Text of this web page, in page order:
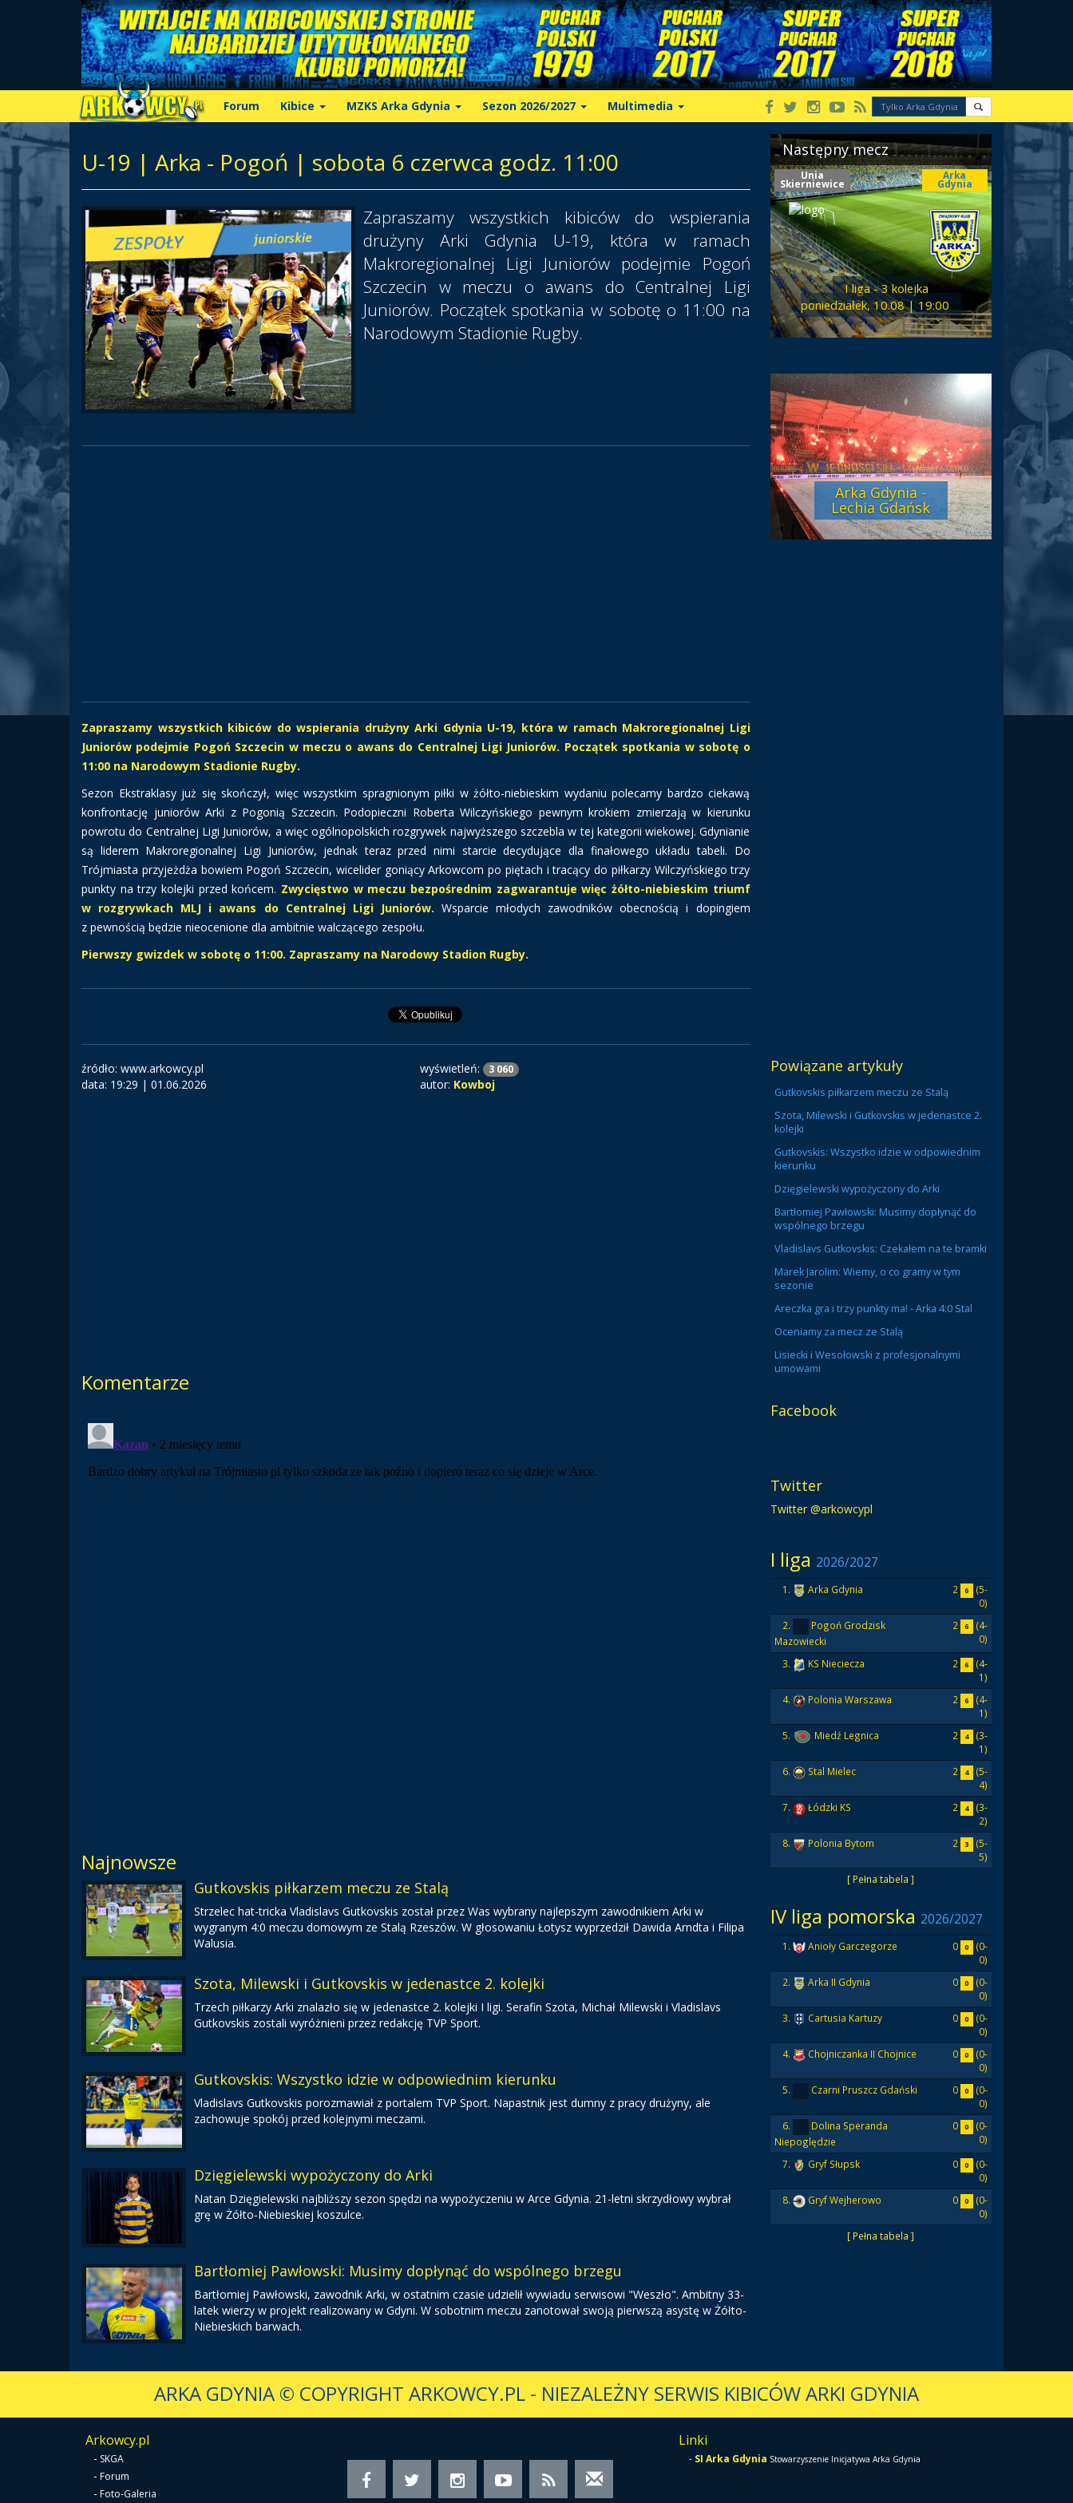
Forum Kibice MZKS Arka Gdynia Sezon 2026/2027 Multimedia
U-19 | Arka - Pogoń | sobota 6 czerwca godz. 11:00
Zapraszamy wszystkich kibiców do wspierania
drużyny Arki Gdynia U-19, która w ramach
Makroregionalnej Ligi Juniorów podejmie Pogoń
Szczecin w meczu o awans do Centralnej Ligi
Juniorów. Początek spotkania w sobotę o 11:00 na
Narodowym Stadionie Rugby.
Zapraszamy wszystkich kibiców do wspierania drużyny Arki Gdynia U-19, która w ramach Makroregionalnej Ligi
Juniorów podejmie Pogoń Szczecin w meczu o awans do Centralnej Ligi Juniorów. Początek spotkania w sobotę o
11:00 na Narodowym Stadionie Rugby.
Sezon Ekstraklasy już się skończył, więc wszystkim spragnionym piłki w żółto-niebieskim wydaniu polecamy bardzo ciekawą
konfrontację juniorów Arki z Pogonią Szczecin. Podopieczni Roberta Wilczyńskiego pewnym krokiem zmierzają w kierunku
powrotu do Centralnej Ligi Juniorów, a więc ogólnopolskich rozgrywek najwyższego szczebla w tej kategorii wiekowej. Gdynianie
są liderem Makroregionalnej Ligi Juniorów, jednak teraz przed nimi starcie decydujące dla finałowego układu tabeli. Do
Trójmiasta przyjeżdża bowiem Pogoń Szczecin, wicelider goniący Arkowcom po piętach i tracący do piłkarzy Wilczyńskiego trzy
punkty na trzy kolejki przed końcem. Zwycięstwo w meczu bezpośrednim zagwarantuje więc żółto-niebieskim triumf
w rozgrywkach MLJ i awans do Centralnej Ligi Juniorów. Wsparcie młodych zawodników obecnością i dopingiem
z pewnością będzie nieocenione dla ambitnie walczącego zespołu.
Pierwszy gwizdek w sobotę o 11:00. Zapraszamy na Narodowy Stadion Rugby.
źródło: www.arkowcy.pl
data: 19:29 | 01.06.2026
wyświetleń: 3 060
autor: Kowboj
Komentarze
Najnowsze
Gutkovskis piłkarzem meczu ze Stalą
Strzelec hat-tricka Vladislavs Gutkovskis został przez Was wybrany najlepszym zawodnikiem Arki w
wygranym 4:0 meczu domowym ze Stalą Rzeszów. W głosowaniu Łotysz wyprzedził Dawida Arndta i Filipa
Walusia.
Szota, Milewski i Gutkovskis w jedenastce 2. kolejki
Trzech piłkarzy Arki znalazło się w jedenastce 2. kolejki I ligi. Serafin Szota, Michał Milewski i Vladislavs
Gutkovskis zostali wyróżnieni przez redakcję TVP Sport.
Gutkovskis: Wszystko idzie w odpowiednim kierunku
Vladislavs Gutkovskis porozmawiał z portalem TVP Sport. Napastnik jest dumny z pracy drużyny, ale
zachowuje spokój przed kolejnymi meczami.
Dzięgielewski wypożyczony do Arki
Natan Dzięgielewski najbliższy sezon spędzi na wypożyczeniu w Arce Gdynia. 21-letni skrzydłowy wybrał
grę w Żółto-Niebieskiej koszulce.
Bartłomiej Pawłowski: Musimy dopłynąć do wspólnego brzegu
Bartłomiej Pawłowski, zawodnik Arki, w ostatnim czasie udzielił wywiadu serwisowi "Weszło". Ambitny 33-
latek wierzy w projekt realizowany w Gdyni. W sobotnim meczu zanotował swoją pierwszą asystę w Żółto-
Niebieskich barwach.
Następny mecz
Unia
Skierniewice
Arka
Gdynia
I liga - 3 kolejka
poniedziałek, 10.08 | 19:00
Arka Gdynia -
Lechia Gdańsk
Powiązane artykuły
Gutkovskis piłkarzem meczu ze Stalą
Szota, Milewski i Gutkovskis w jedenastce 2.
kolejki
Gutkovskis: Wszystko idzie w odpowiednim
kierunku
Dzięgielewski wypożyczony do Arki
Bartłomiej Pawłowski: Musimy dopłynąć do
wspólnego brzegu
Vladislavs Gutkovskis: Czekałem na te bramki
Marek Jarolim: Wiemy, o co gramy w tym
sezonie
Areczka gra i trzy punkty ma! - Arka 4:0 Stal
Oceniamy za mecz ze Stalą
Lisiecki i Wesołowski z profesjonalnymi
umowami
Facebook
Twitter
Twitter @arkowcypl
I liga 2026/2027
[ Pełna tabela ]
1. Arka Gdynia 2 6
(5-
0)
2.
Pogoń Grodzisk
Mazowiecki
2 6
(4-
0)
3.
KS Nieciecza 2 6
(4-
1)
4.
Polonia Warszawa 2 6
(4-
1)
5.
Miedź Legnica 2 4
(3-
1)
6.
Stal Mielec 2 4
(5-
4)
7.
Łódzki KS 2 4
(3-
2)
8.
Polonia Bytom 2 3
(5-
5)
IV liga pomorska 2026/2027
[ Pełna tabela ]
1. Anioły Garczegorze 0 0
(0-
0)
2.
Arka II Gdynia 0 0
(0-
0)
3.
Cartusia Kartuzy 0 0
(0-
0)
4.
Chojniczanka II Chojnice 0 0
(0-
0)
5.
Czarni Pruszcz Gdański 0 0
(0-
0)
6.
Dolina Speranda
Niepoględzie
0 0
(0-
0)
7.
Gryf Słupsk 0 0
(0-
0)
8.
Gryf Wejherowo 0 0
(0-
0)
ARKA GDYNIA© COPYRIGHT ARKOWCY.PL - NIEZALEŻNY SERWIS KIBICÓW ARKI GDYNIA
Arkowcy.pl
- SKGA
- Forum
- Foto-Galeria
Linki
- SI Arka Gdynia Stowarzyszenie Inicjatywa Arka Gdynia